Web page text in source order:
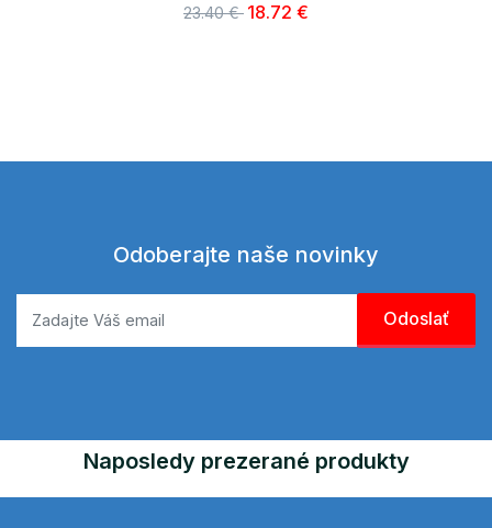
23.40 € 18.72 €
Odoberajte naše novinky
Naposledy prezerané produkty